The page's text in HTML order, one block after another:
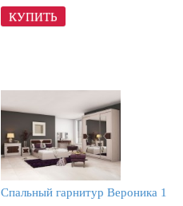
Спальный гарнитур Вероника 1